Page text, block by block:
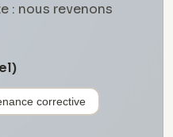
: nous revenons
corrective